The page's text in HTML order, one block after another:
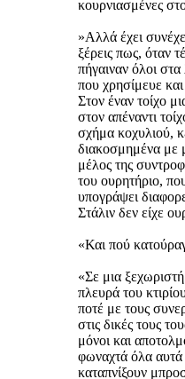
κουρνιασμένες
»Αλλά έχει
ξέρεις πως, όταν
πήγαιναν όλοι
που χρησίμευε
Στον έναν τοίχο
στον απέναντι
σχήμα κοχυλιού,
διακοσμημένα με
μέλος της
του ουρητήριο, που
υπογράψει
Στάλιν δεν είχε
«Και πού
«Σε μια
πλευρά του
ποτέ με τους
στις δικές τους
μόνοι και
φωναχτά όλα
καταπνίξουν